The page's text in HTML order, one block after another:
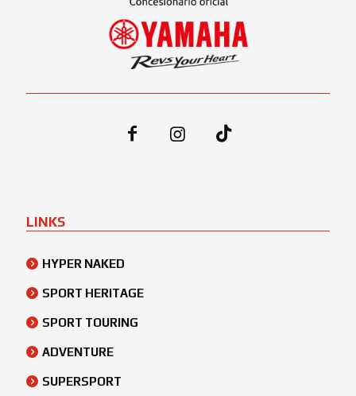
LINKS
HYPER NAKED
SPORT HERITAGE
SPORT TOURING
ADVENTURE
SUPERSPORT